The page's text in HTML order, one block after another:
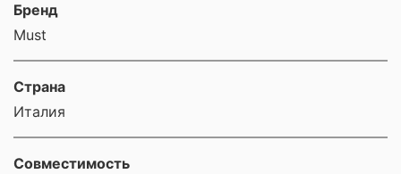
Бренд
Must
Страна
Италия
Совместимость